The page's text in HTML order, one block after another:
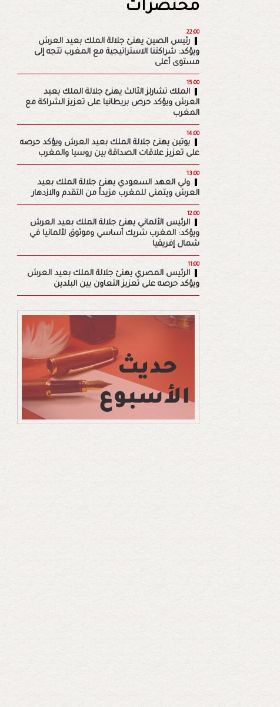
مختصرات
22:00
رئيس الصين يهنئ جلالة الملك بعيد العرش
ويؤكد: شراكتنا الاستراتيجية مع المغرب تتجه إلى
مستوى أعلى
15:00
الملك تشارلز الثالث يهنئ جلالة الملك بعيد
العرش ويؤكد حرص بريطانيا على تعزيز الشراكة مع
المغرب
14:00
بوتين يهنئ جلالة الملك بعيد العرش ويؤكد حرصه
على تعزيز علاقات الصداقة بين روسيا والمغرب
13:00
ولي العهد السعودي يهنئ جلالة الملك بعيد
العرش ويتمنى للمغرب مزيداً من التقدم والازدهار
12:00
الرئيس الألماني يهنئ جلالة الملك بعيد العرش
ويؤكد: المغرب شريك أساسي وموثوق لألمانيا في
شمال إفريقيا
11:00
الرئيس المصري يهنئ جلالة الملك بعيد العرش
ويؤكد حرصه على تعزيز التعاون بين البلدين